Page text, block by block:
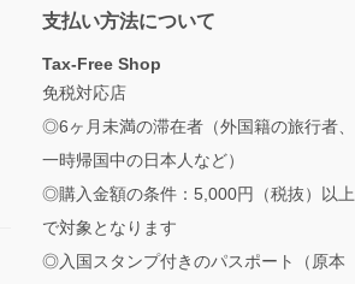
支払い方法について
Tax-Free Shop
免税対応店
◎6ヶ月未満の滞在者（外国籍の旅行者、
一時帰国中の日本人など）
◎購入金額の条件：5,000円（税抜）以上
で対象となります
◎入国スタンプ付きのパスポート（原本